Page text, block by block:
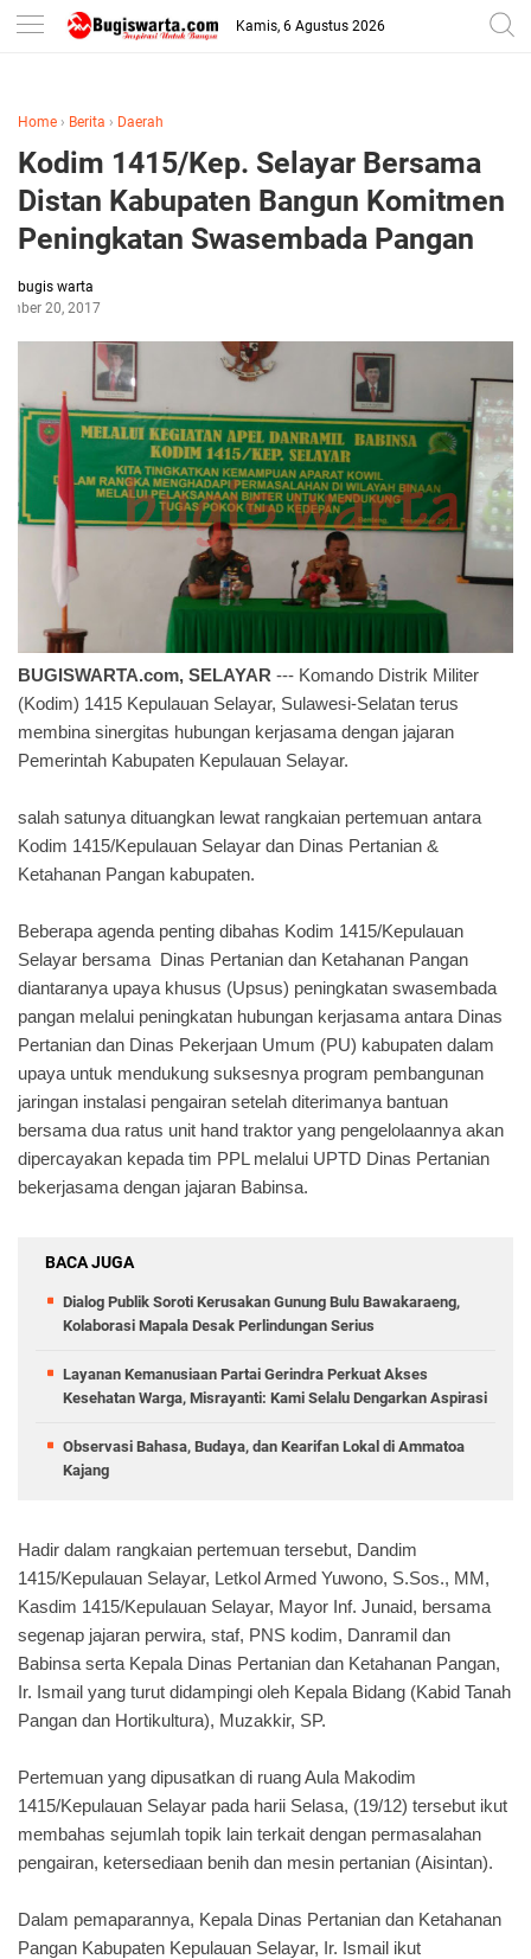
-->
Kamis, 6 Agustus 2026
Home › Berita › Daerah
Kodim 1415/Kep. Selayar Bersama
Distan Kabupaten Bangun Komitmen
Peningkatan Swasembada Pangan
bugis warta
20, 2017
BUGISWARTA.com, SELAYAR --- Komando Distrik Militer
(Kodim) 1415 Kepulauan Selayar, Sulawesi-Selatan terus
membina sinergitas hubungan kerjasama dengan jajaran
Pemerintah Kabupaten Kepulauan Selayar.
salah satunya dituangkan lewat rangkaian pertemuan antara
Kodim 1415/Kepulauan Selayar dan Dinas Pertanian &
Ketahanan Pangan kabupaten.
Beberapa agenda penting dibahas Kodim 1415/Kepulauan
Selayar bersama Dinas Pertanian dan Ketahanan Pangan
diantaranya upaya khusus (Upsus) peningkatan swasembada
pangan melalui peningkatan hubungan kerjasama antara Dinas
Pertanian dan Dinas Pekerjaan Umum (PU) kabupaten dalam
upaya untuk mendukung suksesnya program pembangunan
jaringan instalasi pengairan setelah diterimanya bantuan
bersama dua ratus unit hand traktor yang pengelolaannya akan
dipercayakan kepada tim PPL melalui UPTD Dinas Pertanian
bekerjasama dengan jajaran Babinsa.
BACA JUGA
Dialog Publik Soroti Kerusakan Gunung Bulu Bawakaraeng,
Kolaborasi Mapala Desak Perlindungan Serius
Layanan Kemanusiaan Partai Gerindra Perkuat Akses
Kesehatan Warga, Misrayanti: Kami Selalu Dengarkan Aspirasi
Observasi Bahasa, Budaya, dan Kearifan Lokal di Ammatoa
Kajang
Hadir dalam rangkaian pertemuan tersebut, Dandim
1415/Kepulauan Selayar, Letkol Armed Yuwono, S.Sos., MM,
Kasdim 1415/Kepulauan Selayar, Mayor Inf. Junaid, bersama
segenap jajaran perwira, staf, PNS kodim, Danramil dan
Babinsa serta Kepala Dinas Pertanian dan Ketahanan Pangan,
Ir. Ismail yang turut didampingi oleh Kepala Bidang (Kabid Tanah
Pangan dan Hortikultura), Muzakkir, SP.
Pertemuan yang dipusatkan di ruang Aula Makodim
1415/Kepulauan Selayar pada harii Selasa, (19/12) tersebut ikut
membahas sejumlah topik lain terkait dengan permasalahan
pengairan, ketersediaan benih dan mesin pertanian (Aisintan).
Dalam pemaparannya, Kepala Dinas Pertanian dan Ketahanan
Pangan Kabupaten Kepulauan Selayar, Ir. Ismail ikut